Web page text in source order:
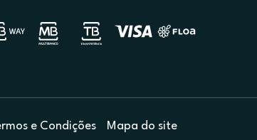
e Condições Mapa do site